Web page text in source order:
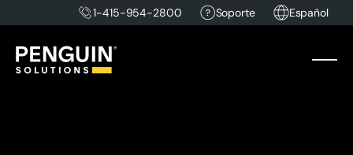
1-415-954-2800 Soporte Español